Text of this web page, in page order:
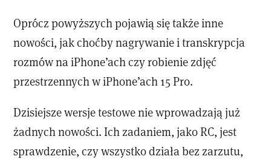
Oprócz powyższych pojawią się także inne
nowości, jak choćby nagrywanie i transkrypcja
rozmów na iPhone’ach czy robienie zdjęć
przestrzennych w iPhone’ach 15 Pro.
Dzisiejsze wersje testowe nie wprowadzają już
żadnych nowości. Ich zadaniem, jako RC, jest
sprawdzenie, czy wszystko działa bez zarzutu,